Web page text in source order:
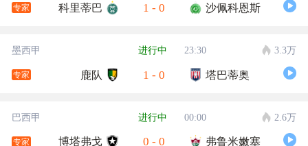
专家 科里蒂巴 1 - 0 沙佩科恩斯
墨西甲 进行中 23:30 3.3万
专家 鹿队 1 - 0 塔巴蒂奥
巴西甲 进行中 00:00 2.6万
专家 博塔弗戈 0 - 0 弗鲁米嫩塞